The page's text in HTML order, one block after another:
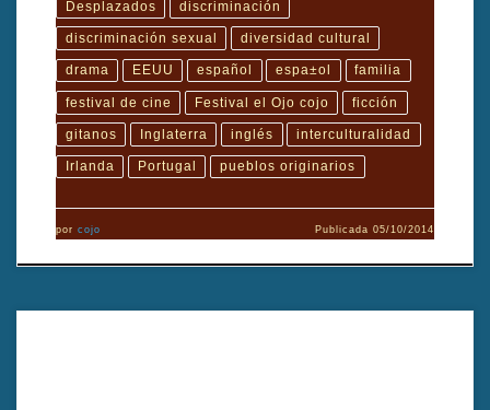
Desplazados discriminación
discriminación sexual diversidad cultural
drama EEUU español espa±ol familia
festival de cine Festival el Ojo cojo ficción
gitanos Inglaterra inglés interculturalidad
Irlanda Portugal pueblos originarios
por cojo Publicada05/10/2014